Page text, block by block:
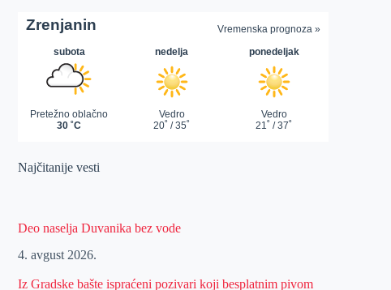
Najčitanije vesti
Deo naselja Duvanika bez vode
4. avgust 2026.
Iz Gradske bašte ispraćeni pozivari koji besplatnim pivom